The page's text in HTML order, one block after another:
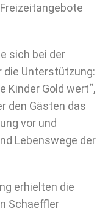
sich bei der
die Unterstützung:
Kinder Gold wert“,
den Gästen das
vor und
Lebenswege der
erhielten die
Schaeffler